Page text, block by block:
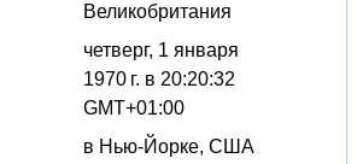
Великобритания
четверг, 1 января
1970 г. в 20:20:32
GMT+01:00
в Нью-Йорке, США